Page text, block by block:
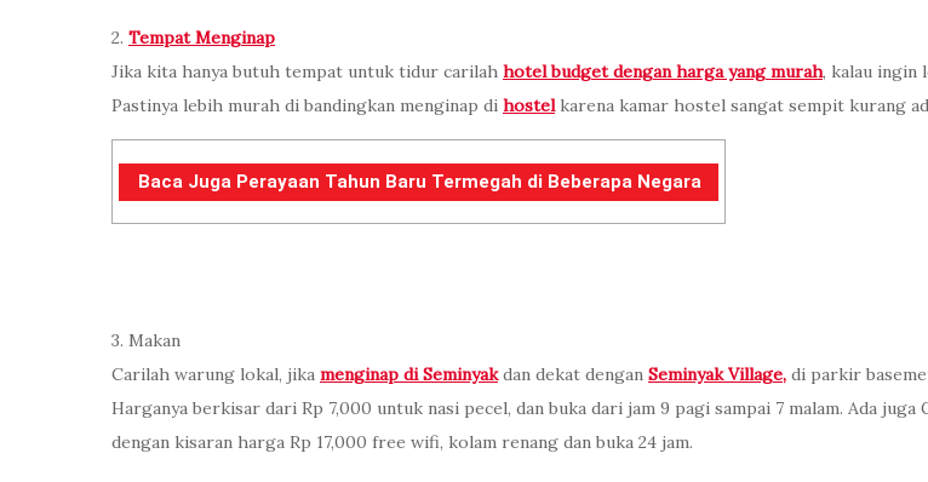
2. Tempat Menginap
Jika kita hanya butuh tempat untuk tidur carilah hotel budget dengan harga yang murah, kalau ingin
Pastinya lebih murah di bandingkan menginap di hostelkarena kamar hostel sangat sempit kurang
Baca Juga Perayaan Tahun Baru Termegah di Beberapa Negara
3. Makan
Carilah warung lokal, jika menginap di Seminyakdan dekat dengan Seminyak Village, di parkir
Harganya berkisar dari Rp 7,000 untuk nasi pecel, dan buka dari jam 9 pagi sampai 7 malam. Ada
dengan kisaran harga Rp 17,000 free wifi, kolam renang dan buka 24 jam.